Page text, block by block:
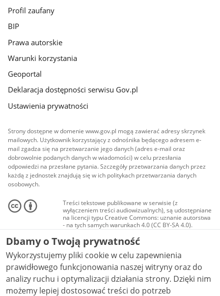
Profil zaufany
BIP
Prawa autorskie
Warunki korzystania
Geoportal
Deklaracja dostępności serwisu Gov.pl
Ustawienia prywatności
Strony dostępne w domenie www.gov.pl mogą zawierać adresy skrzynek
mailowych. Użytkownik korzystający z odnośnika będącego adresem e-
mail zgadza się na przetwarzanie jego danych (adres e-mail oraz
dobrowolnie podanych danych w wiadomości) w celu przesłania
odpowiedzi na przesłane pytania. Szczegóły przetwarzania danych przez
każdą z jednostek znajdują się w ich politykach przetwarzania danych
osobowych.
Treści tekstowe publikowane w serwisie (z
wyłączeniem treści audiowizualnych), są udostępniane
na licencji typu Creative Commons: uznanie autorstwa
- na tych samych warunkach 4.0 (CC BY-SA 4.0).
Materiały audiowizualne, w tym zdjęcia, materiały
audio i wideo, są udostępniane na licencji typu
Creative Commons: uznanie autorstwa użycie
niekomercyjne - bez utworów zależnych 4.0 (CC BY-
NC-ND 4.0), o ile nie jest to stwierdzone inaczej.
Dbamy o Twoją prywatność
Wykorzystujemy pliki cookie w celu zapewnienia
prawidłowego funkcjonowania naszej witryny oraz do
analizy ruchu i optymalizacji działania strony. Dzięki nim
możemy lepiej dostosować treści do potrzeb